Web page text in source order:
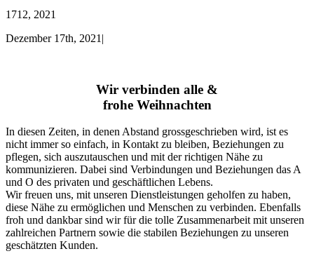
1712, 2021
Dezember 17th, 2021 |
Wir verbinden alle &
frohe Weihnachten
In diesen Zeiten, in denen Abstand grossgeschrieben wird, ist es
nicht immer so einfach, in Kontakt zu bleiben, Beziehungen zu
pflegen, sich auszutauschen und mit der richtigen Nähe zu
kommunizieren. Dabei sind Verbindungen und Beziehungen das A
und O des privaten und geschäftlichen Lebens.
Wir freuen uns, mit unseren Dienstleistungen geholfen zu haben,
diese Nähe zu ermöglichen und Menschen zu verbinden. Ebenfalls
froh und dankbar sind wir für die tolle Zusammenarbeit mit unseren
zahlreichen Partnern sowie die stabilen Beziehungen zu unseren
geschätzten Kunden.